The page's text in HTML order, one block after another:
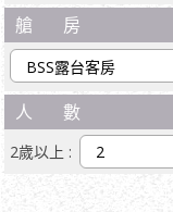
艙 房
人 數
2歲以上 :